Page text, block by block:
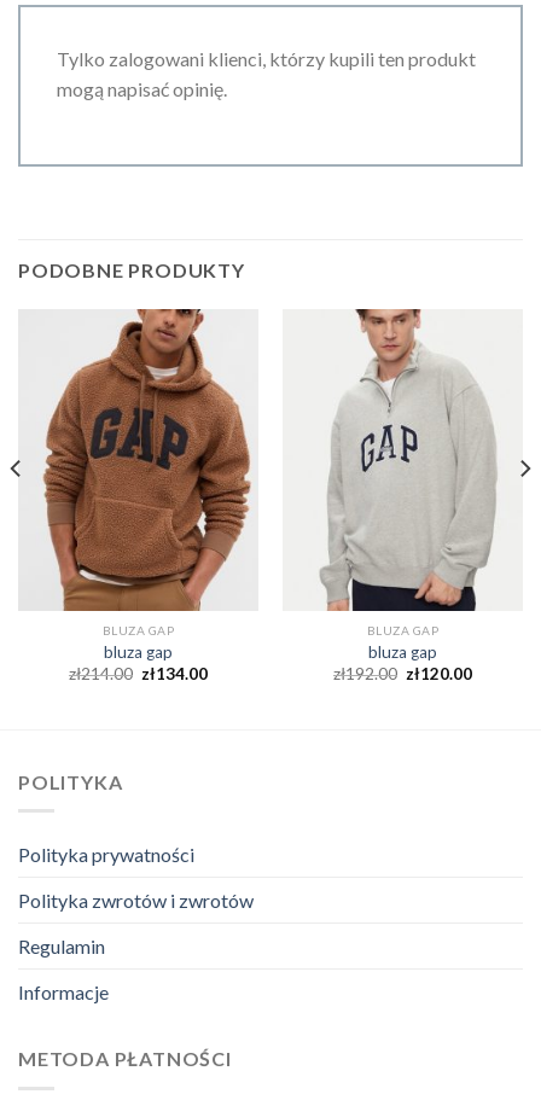
Tylko zalogowani klienci, którzy kupili ten produkt
mogą napisać opinię.
PODOBNE PRODUKTY
BLUZA GAP
bluza gap
zł214.00 zł134.00
BLUZA GAP
bluza gap
zł192.00 zł120.00
POLITYKA
Polityka prywatności
Polityka zwrotów i zwrotów
Regulamin
Informacje
METODA PŁATNOŚCI